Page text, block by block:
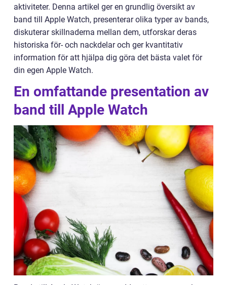
aktiviteter. Denna artikel ger en grundlig översikt av
band till Apple Watch, presenterar olika typer av bands,
diskuterar skillnaderna mellan dem, utforskar deras
historiska för- och nackdelar och ger kvantitativ
information för att hjälpa dig göra det bästa valet för
din egen Apple Watch.
En omfattande presentation av
band till Apple Watch